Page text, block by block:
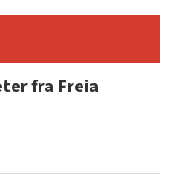
fra Freia